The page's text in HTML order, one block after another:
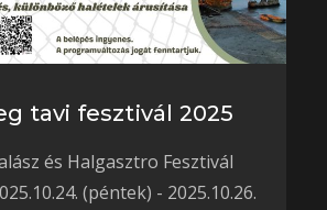
tavi fesztivál 2025
és Halgasztro Fesztivál
(péntek) - 2025.10.26.